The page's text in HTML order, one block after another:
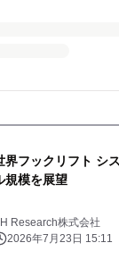
界フックリフト シ
規模を展望
Research株式会社
2026年7月23日 15:11